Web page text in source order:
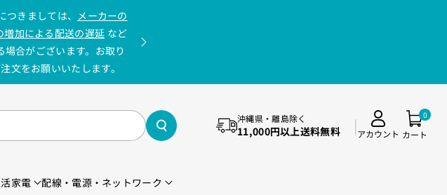
つきましては、
メーカーの
加による配送の遅延 など
合がございます。お取り
文をお願いいたします。
沖縄県・離島除く
11,000円以上送料無料 アカウント カート
0
家電 配線・電源・ネットワーク